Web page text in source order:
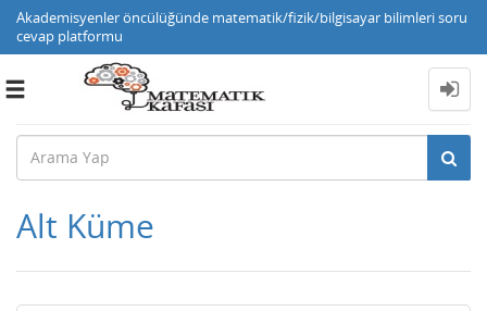
Akademisyenler öncülüğünde matematik/fizik/bilgisayar bilimleri soru
cevap platformu
Toggle
Alt Küme